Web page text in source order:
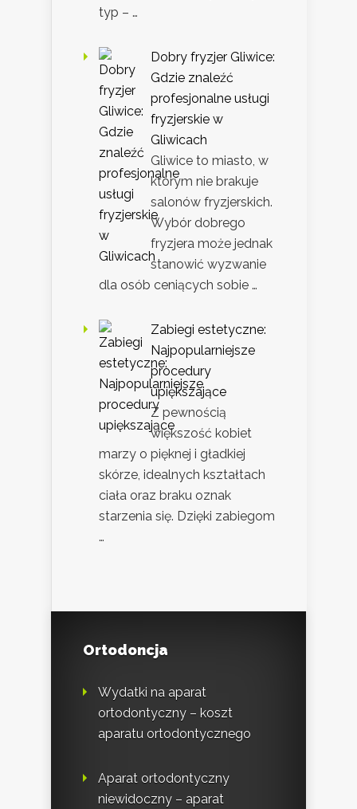
typ – …
Dobry fryzjer Gliwice:
Gdzie znaleźć
profesjonalne usługi
fryzjerskie w
Gliwicach
Gliwice to miasto, w
którym nie brakuje
salonów fryzjerskich.
Wybór dobrego
fryzjera może jednak
stanowić wyzwanie
dla osób ceniących sobie …
Zabiegi estetyczne:
Najpopularniejsze
procedury
upiększające
Z pewnością
większość kobiet
marzy o pięknej i gładkiej
skórze, idealnych kształtach
ciała oraz braku oznak
starzenia się. Dzięki zabiegom
…
Ortodoncja
Wydatki na aparat
ortodontyczny – koszt
aparatu ortodontycznego
Aparat ortodontyczny
niewidoczny – aparat